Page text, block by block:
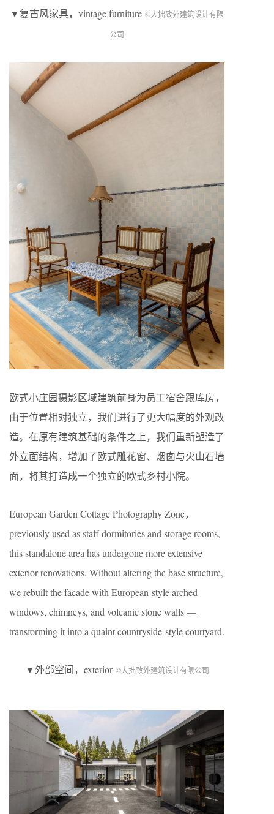
▼复古风家具，vintage furniture ©大拙致外建筑设计有限
公司
欧式小庄园摄影区域建筑前身为员工宿舍跟库房，
由于位置相对独立，我们进行了更大幅度的外观改
造。在原有建筑基础的条件之上，我们重新塑造了
外立面结构，增加了欧式雕花窗、烟囱与火山石墙
面，将其打造成一个独立的欧式乡村小院。
European Garden Cottage Photography Zone，
previously used as staff dormitories and storage rooms,
this standalone area has undergone more extensive
exterior renovations. Without altering the base structure,
we rebuilt the facade with European-style arched
windows, chimneys, and volcanic stone walls —
transforming it into a quaint countryside-style courtyard.
▼外部空间，exterior ©大拙致外建筑设计有限公司